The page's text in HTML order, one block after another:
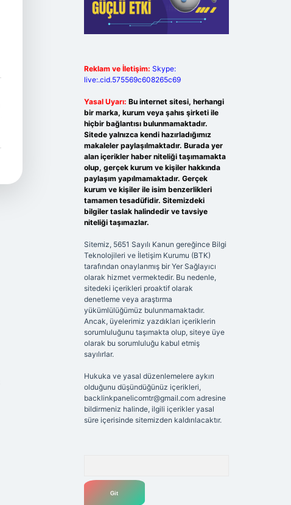
Reklam ve İletişim: Skype:
live:.cid.575569c608265c69
Yasal Uyarı: Bu internet sitesi, herhangi
bir marka, kurum veya şahıs şirketi ile
hiçbir bağlantısı bulunmamaktadır.
Sitede yalnızca kendi hazırladığımız
makaleler paylaşılmaktadır. Burada yer
alan içerikler haber niteliği taşımamakta
olup, gerçek kurum ve kişiler hakkında
paylaşım yapılmamaktadır. Gerçek
kurum ve kişiler ile isim benzerlikleri
tamamen tesadüfidir. Sitemizdeki
bilgiler taslak halindedir ve tavsiye
niteliği taşımazlar.
Sitemiz, 5651 Sayılı Kanun gereğince Bilgi
Teknolojileri ve İletişim Kurumu (BTK)
tarafından onaylanmış bir Yer Sağlayıcı
olarak hizmet vermektedir. Bu nedenle,
sitedeki içerikleri proaktif olarak
denetleme veya araştırma
yükümlülüğümüz bulunmamaktadır.
Ancak, üyelerimiz yazdıkları içeriklerin
sorumluluğunu taşımakta olup, siteye üye
olarak bu sorumluluğu kabul etmiş
sayılırlar.
Hukuka ve yasal düzenlemelere aykırı
olduğunu düşündüğünüz içerikleri,
backlinkpanelicomtr@gmail.comadresine
bildirmeniz halinde, ilgili içerikler yasal
süre içerisinde sitemizden kaldırılacaktır.